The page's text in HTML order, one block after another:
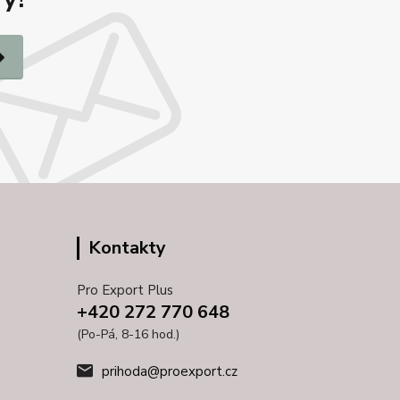
Kontakty
Pro Export Plus
+420 272 770 648
(Po-Pá, 8-16 hod.)
prihoda@proexport.cz